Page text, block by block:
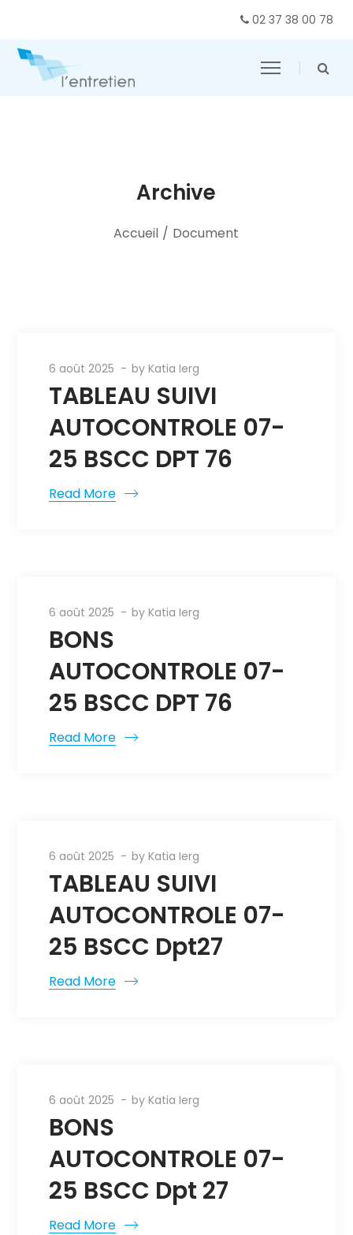
02 37 38 00 78
Archive
Accueil / Document
6 août 2025 byKatia Ierg
TABLEAU SUIVI
AUTOCONTROLE 07-
25 BSCC DPT 76
Read More
6 août 2025 byKatia Ierg
BONS
AUTOCONTROLE 07-
25 BSCC DPT 76
Read More
6 août 2025 byKatia Ierg
TABLEAU SUIVI
AUTOCONTROLE 07-
25 BSCC Dpt27
Read More
6 août 2025 byKatia Ierg
BONS
AUTOCONTROLE 07-
25 BSCC Dpt 27
Read More